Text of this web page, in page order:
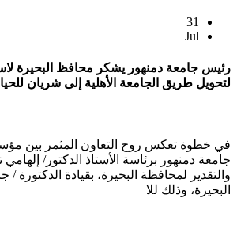
31
Jul
رئيس جامعة دمنهور يشكر محافظ البحيرة
لتحويل طريق الجامعة الأهلية إلى شريان
في خطوة تعكس روح التعاون المثمر بين
جامعة دمنهور برئاسة الأستاذ الدكتور/
والتقدير لمحافظة البحيرة، بقيادة الدكتورة
البحيرة، وذلك للا